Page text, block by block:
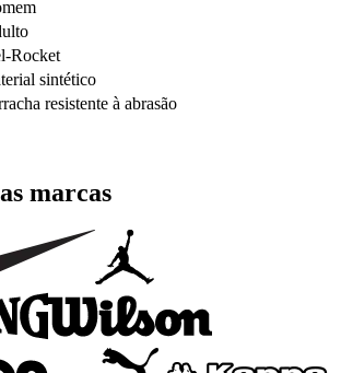
Rocket
sintético
resistente à abrasão
marcas